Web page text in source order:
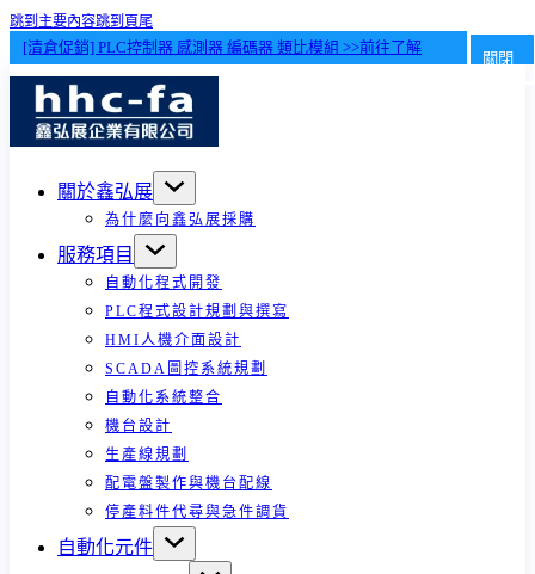
跳到主要內容跳到頁尾
[清倉促銷] PLC控制器 感測器 編碼器 類比模組 >>前往了解
關閉
關於鑫弘展
為什麼向鑫弘展採購
服務項目
自動化程式開發
PLC程式設計規劃與撰寫
HMI人機介面設計
SCADA圖控系統規劃
自動化系統整合
機台設計
生產線規劃
配電盤製作與機台配線
停產料件代尋與急件調貨
自動化元件